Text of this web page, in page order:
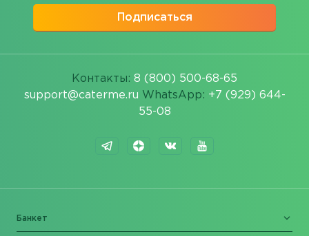
Подписаться
Контакты: 8 (800) 500-68-65
support@caterme.ru WhatsApp: +7 (929) 644-
55-08
Банкет